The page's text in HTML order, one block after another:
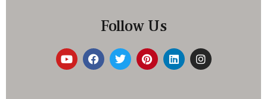
Follow Us